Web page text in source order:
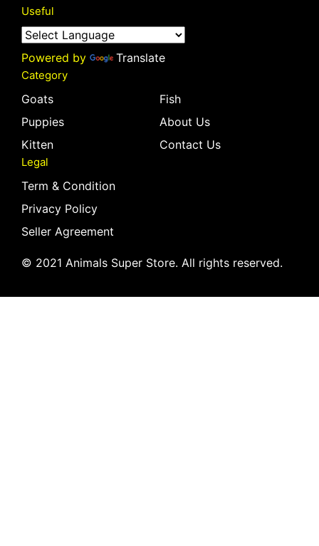
Useful
Powered by Translate
Category
Goats
Puppies
Kitten
Fish
About Us
Contact Us
Legal
Term & Condition
Privacy Policy
Seller Agreement
© 2021 Animals Super Store. All rights reserved.